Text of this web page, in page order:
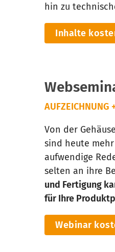
hin zu
Inhalte
AUFZEICHNUNG
Von der
sind heute
aufwendige
selten an ihre
und Fertigung
für Ihre
Webinar